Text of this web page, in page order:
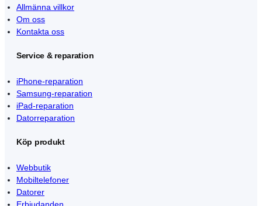
Allmänna villkor
Om oss
Kontakta oss
Service & reparation
iPhone-reparation
Samsung-reparation
iPad-reparation
Datorreparation
Köp produkt
Webbutik
Mobiltelefoner
Datorer